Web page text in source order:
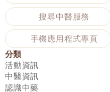
搜尋中醫服務
手機應用程式專頁
分類
活動資訊
中醫資訊
認識中藥